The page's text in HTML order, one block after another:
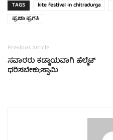
TAGS kite festival in chitradurga
ಪ್ರಜಾ ಪ್ರಗತಿ
Previous article
ಸವಾರರು ಕಡ್ಡಾಯವಾಗಿ ಹೆಲ್ಮೆಟ್
ಧರಿಸಬೇಕು;ಸ್ವಾಮಿ